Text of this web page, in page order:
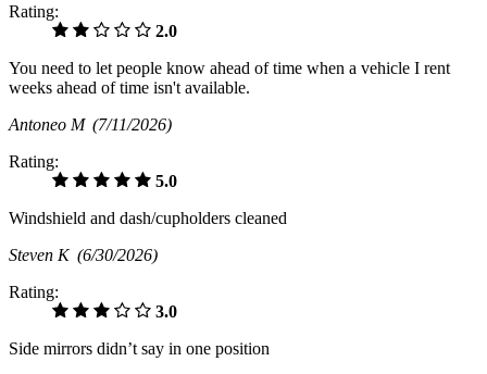
Rating:
2.0
You need to let people know ahead of time when a vehicle I rent
weeks ahead of time isn't available.
Antoneo M (7/11/2026)
Rating:
5.0
Windshield and dash/cupholders cleaned
Steven K (6/30/2026)
Rating:
3.0
Side mirrors didn’t say in one position